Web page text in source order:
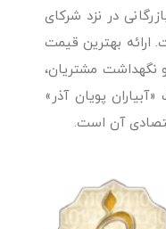
در نزد شرکای
ارائه بهترین قیمت
نگهداشت مشتریان،
پویان آذر»
آن است.